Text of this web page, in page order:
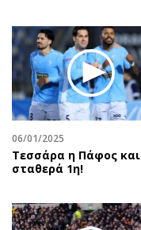
06/01/2025
Τεσσάρα η Πάφος και
σταθερά 1η!